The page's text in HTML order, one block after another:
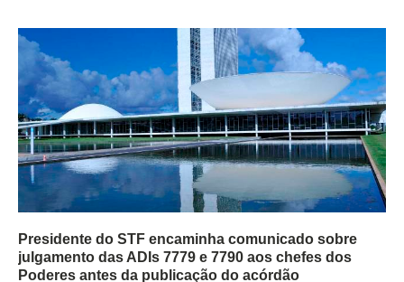
Presidente do STF encaminha comunicado sobre
julgamento das ADIs 7779 e 7790 aos chefes dos
Poderes antes da publicação do acórdão